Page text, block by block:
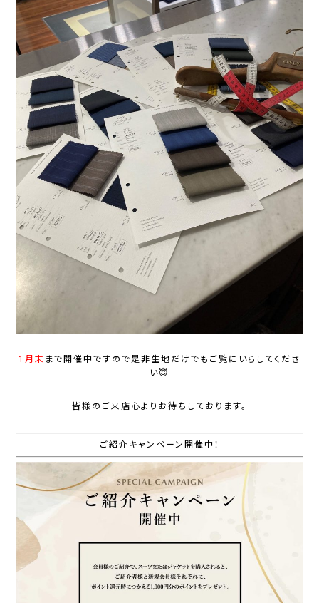
1月末 まで開催中ですので是非生地だけでもご覧にいらしてくださ
い😇
皆様のご来店心よりお待ちしております。
ご紹介キャンペーン開催中！